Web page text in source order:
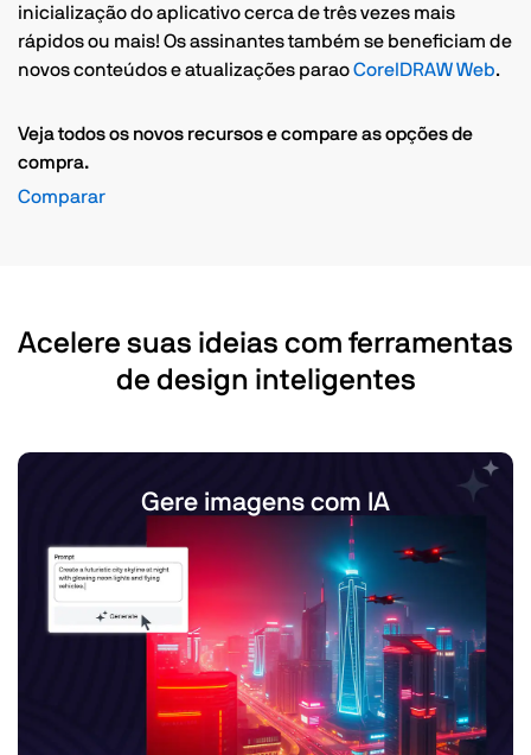
inicialização do aplicativo cerca de três vezes mais
rápidos ou mais! Os assinantes também se beneficiam de
novos conteúdos e atualizações paraoCorelDRAW Web.
Veja todos os novos recursos e compare as opções de
compra.
Comparar
Acelere suas ideias com ferramentas
de design inteligentes
Gere imagens com IA